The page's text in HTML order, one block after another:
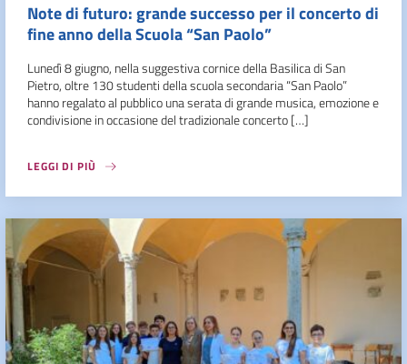
Note di futuro: grande successo per il concerto di
fine anno della Scuola “San Paolo”
Lunedì 8 giugno, nella suggestiva cornice della Basilica di San
Pietro, oltre 130 studenti della scuola secondaria “San Paolo”
hanno regalato al pubblico una serata di grande musica, emozione e
condivisione in occasione del tradizionale concerto […]
LEGGI DI PIÙ